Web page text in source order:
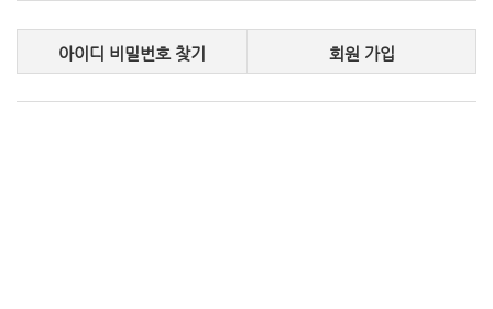
아이디 비밀번호 찾기 회원 가입